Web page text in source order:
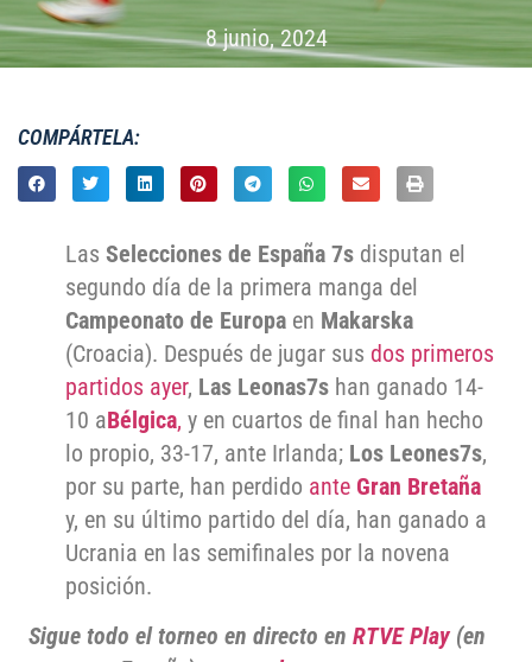
8 junio, 2024
COMPÁRTELA:
Las Selecciones de España 7s disputan el
segundo día de la primera manga del
Campeonato de Europa en Makarska
(Croacia). Después de jugar sus dos primeros
partidos ayer, Las Leonas7s han ganado 14-
10 aBélgica, y en cuartos de final han hecho
lo propio, 33-17, ante Irlanda; Los Leones7s,
por su parte, han perdido ante Gran Bretaña
y, en su último partido del día, han ganado a
Ucrania en las semifinales por la novena
posición.
Sigue todo el torneo en directo en RTVE Play(en